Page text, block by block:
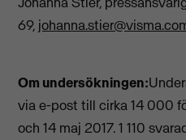
69,
Om undersökningen:
via e-post till cirka 14 000
och 14 maj 2017. 1 110